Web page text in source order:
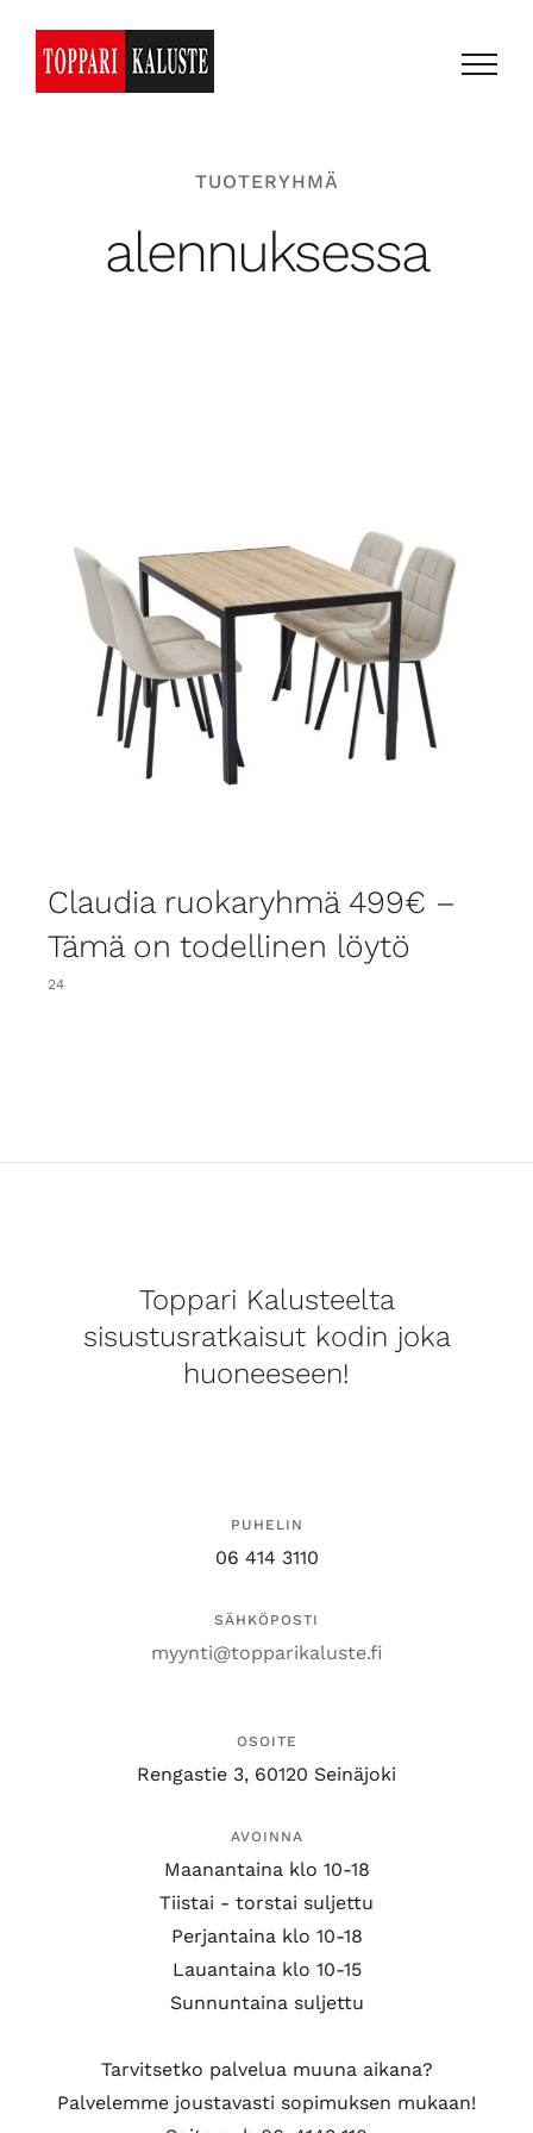
content
TUOTERYHMÄ
alennuksessa
Claudia ruokaryhmä 499€ –
Tämä on todellinen löytö
24
Toppari Kalusteelta
sisustusratkaisut kodin joka
huoneeseen!
PUHELIN
06 414 3110
SÄHKÖPOSTI
myynti@topparikaluste.fi
OSOITE
Rengastie 3, 60120 Seinäjoki
AVOINNA
Maanantaina klo 10-18
Tiistai - torstai suljettu
Perjantaina klo 10-18
Lauantaina klo 10-15
Sunnuntaina suljettu
Tarvitsetko palvelua muuna aikana?
Palvelemme joustavasti sopimuksen mukaan!